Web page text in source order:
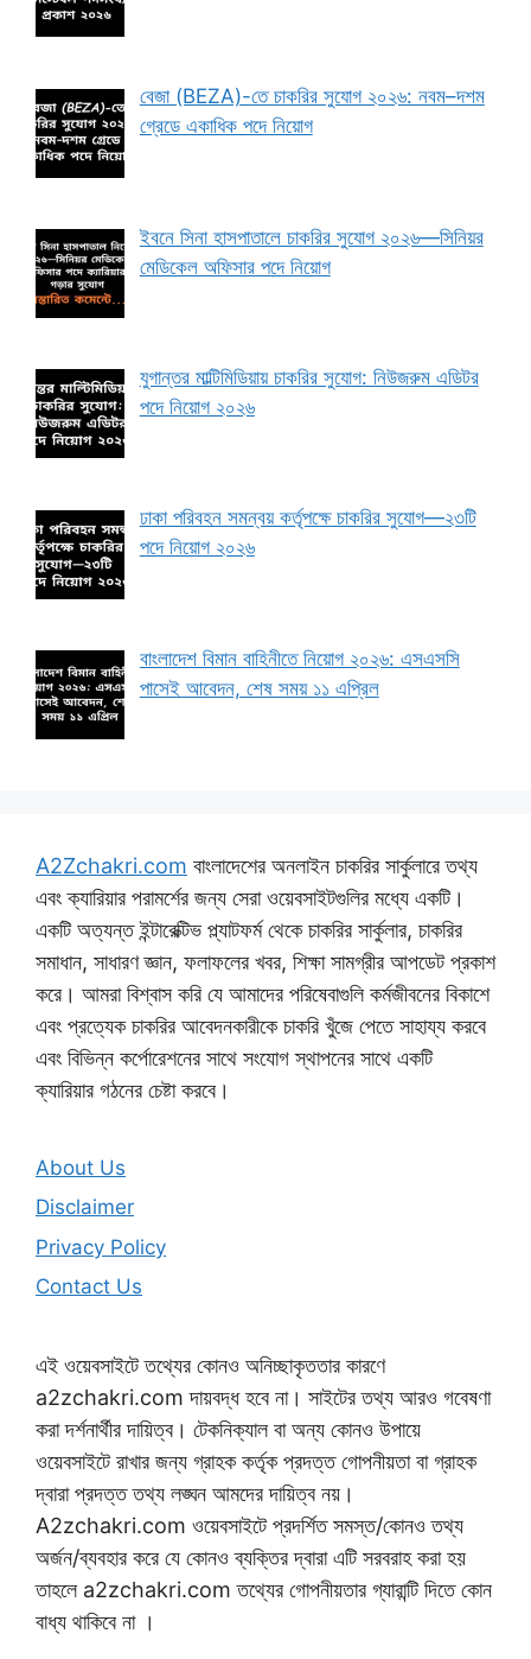
বেজা (BEZA)-তে চাকরির সুযোগ ২০২৬: নবম–দশম
গ্রেডে একাধিক পদে নিয়োগ
ইবনে সিনা হাসপাতালে চাকরির সুযোগ ২০২৬—সিনিয়র
মেডিকেল অফিসার পদে নিয়োগ
যুগান্তর মাল্টিমিডিয়ায় চাকরির সুযোগ: নিউজরুম এডিটর
পদে নিয়োগ ২০২৬
ঢাকা পরিবহন সমন্বয় কর্তৃপক্ষে চাকরির সুযোগ—২৩টি
পদে নিয়োগ ২০২৬
বাংলাদেশ বিমান বাহিনীতে নিয়োগ ২০২৬: এসএসসি
পাসেই আবেদন, শেষ সময় ১১ এপ্রিল
A2Zchakri.com বাংলাদেশের অনলাইন চাকরির সার্কুলারে তথ্য
এবং ক্যারিয়ার পরামর্শের জন্য সেরা ওয়েবসাইটগুলির মধ্যে একটি।
একটি অত্যন্ত ইন্টারেক্টিভ প্ল্যাটফর্ম থেকে চাকরির সার্কুলার, চাকরির
সমাধান, সাধারণ জ্ঞান, ফলাফলের খবর, শিক্ষা সামগ্রীর আপডেট প্রকাশ
করে। আমরা বিশ্বাস করি যে আমাদের পরিষেবাগুলি কর্মজীবনের বিকাশে
এবং প্রত্যেক চাকরির আবেদনকারীকে চাকরি খুঁজে পেতে সাহায্য করবে
এবং বিভিন্ন কর্পোরেশনের সাথে সংযোগ স্থাপনের সাথে একটি
ক্যারিয়ার গঠনের চেষ্টা করবে।
About Us
Disclaimer
Privacy Policy
Contact Us
এই ওয়েবসাইটে তথ্যের কোনও অনিচ্ছাকৃততার কারণে
a2zchakri.com দায়বদ্ধ হবে না। সাইটের তথ্য আরও গবেষণা
করা দর্শনার্থীর দায়িত্ব। টেকনিক্যাল বা অন্য কোনও উপায়ে
ওয়েবসাইটে রাখার জন্য গ্রাহক কর্তৃক প্রদত্ত গোপনীয়তা বা গ্রাহক
দ্বারা প্রদত্ত তথ্য লঙ্ঘন আমদের দায়িত্ব নয়।
A2zchakri.com ওয়েবসাইটে প্রদর্শিত সমস্ত/কোনও তথ্য
অর্জন/ব্যবহার করে যে কোনও ব্যক্তির দ্বারা এটি সরবরাহ করা হয়
তাহলে a2zchakri.com তথ্যের গোপনীয়তার গ্যারান্টি দিতে কোন
বাধ্য থাকিবে না ।